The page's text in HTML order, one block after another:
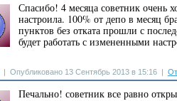
Спасибо! 4 месяца советник очень
настроила. 100% от депо в месяц
пунктов без отката прошли с
будет работать с измененными
| Опубликовано 13 Сентябрь 2013 в 15:16 |
Печально! советник все равно